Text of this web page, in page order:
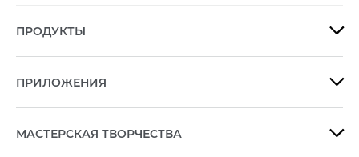
ПРОДУКТЫ 
ПРИЛОЖЕНИЯ 
МАСТЕРСКАЯ ТВОРЧЕСТВА 